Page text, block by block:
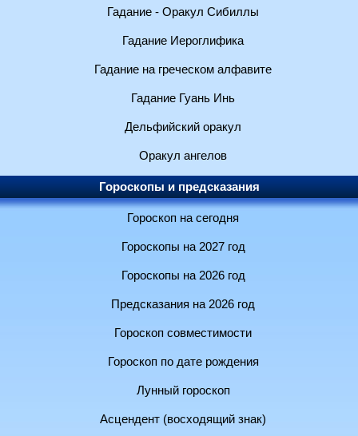
Гадание - Оракул Сибиллы
Гадание Иероглифика
Гадание на греческом алфавите
Гадание Гуань Инь
Дельфийский оракул
Оракул ангелов
Гороскопы и предсказания
Гороскоп на сегодня
Гороскопы на 2027 год
Гороскопы на 2026 год
Предсказания на 2026 год
Гороскоп совместимости
Гороскоп по дате рождения
Лунный гороскоп
Асцендент (восходящий знак)